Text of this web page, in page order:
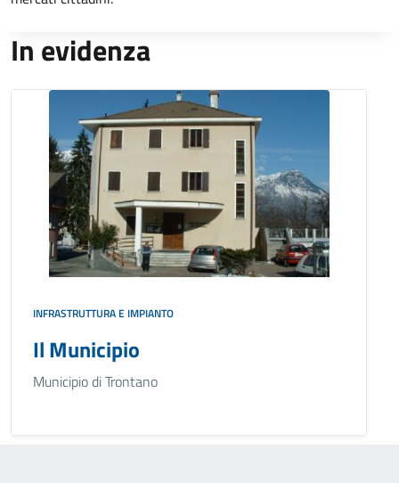
In evidenza
INFRASTRUTTURA E IMPIANTO
Il Municipio
Municipio di Trontano